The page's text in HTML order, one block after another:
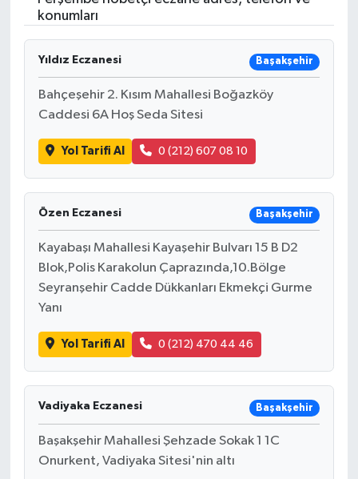
konumları
Yıldız Eczanesi Başakşehir
Bahçeşehir 2. Kısım Mahallesi Boğazköy
Caddesi 6A Hoş Seda Sitesi
Yol Tarifi Al 0 (212) 607 08 10
Özen Eczanesi Başakşehir
Kayabaşı Mahallesi Kayaşehir Bulvarı 15 B D2
Blok,Polis Karakolun Çaprazında,10.Bölge
Seyranşehir Cadde Dükkanları Ekmekçi Gurme
Yanı
Yol Tarifi Al 0 (212) 470 44 46
Vadiyaka Eczanesi Başakşehir
Başakşehir Mahallesi Şehzade Sokak 1 1C
Onurkent, Vadiyaka Sitesi'nin altı